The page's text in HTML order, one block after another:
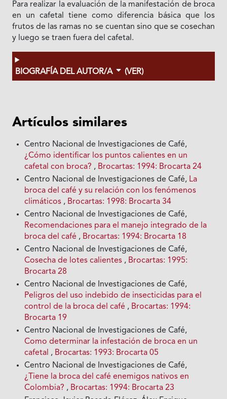
Para realizar la evaluación de la manifestación de broca
en un cafetal tiene como diferencia básica que los
frutos de las ramas no se cuentan sino que se cosechan
y luego se traen fuera del cafetal.
BIOGRAFÍA DEL AUTOR/A (VER)
Artículos similares
Centro Nacional de Investigaciones de Café,
¿Cómo identificar los puntos calientes en un
cafetal con broca? , Brocartas: 1994: Brocarta 24
Centro Nacional de Investigaciones de Café, La
broca del café y su relación con los fenómenos
climáticos , Brocartas: 1998: Brocarta 34
Centro Nacional de Investigaciones de Café,
Recomendaciones para el manejo integrado de la
broca del café , Brocartas: 1994: Brocarta 18
Centro Nacional de Investigaciones de Café,
Cosecha de lotes calientes , Brocartas: 1995:
Brocarta 28
Centro Nacional de Investigaciones de Café,
Peligros del uso indebido de insecticidas para el
control de la broca del café , Brocartas: 1994:
Brocarta 19
Centro Nacional de Investigaciones de Café,
Como determinar la infestación de broca en un
cafetal , Brocartas: 1993: Brocarta 05
Centro Nacional de Investigaciones de Café,
¿Tiene la broca del café enemigos nativos en
Colombia? , Brocartas: 1994: Brocarta 23